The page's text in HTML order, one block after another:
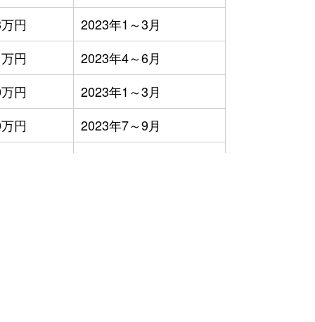
円
2023年1～3月
円
2023年4～6月
円
2023年1～3月
円
2023年7～9月